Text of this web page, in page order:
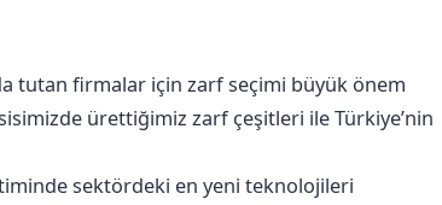
tutan firmalar için zarf seçimi büyük önem
ürettiğimiz zarf çeşitleri ile Türkiye’nin
sektördeki en yeni teknolojileri